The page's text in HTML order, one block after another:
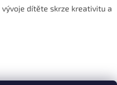
dítěte skrze kreativitu a